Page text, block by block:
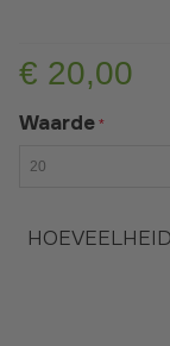
€ 20,00
Waarde